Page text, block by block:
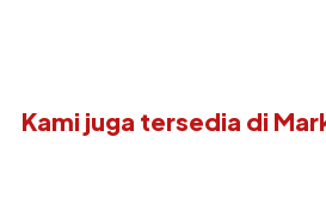
Kami juga tersedia di